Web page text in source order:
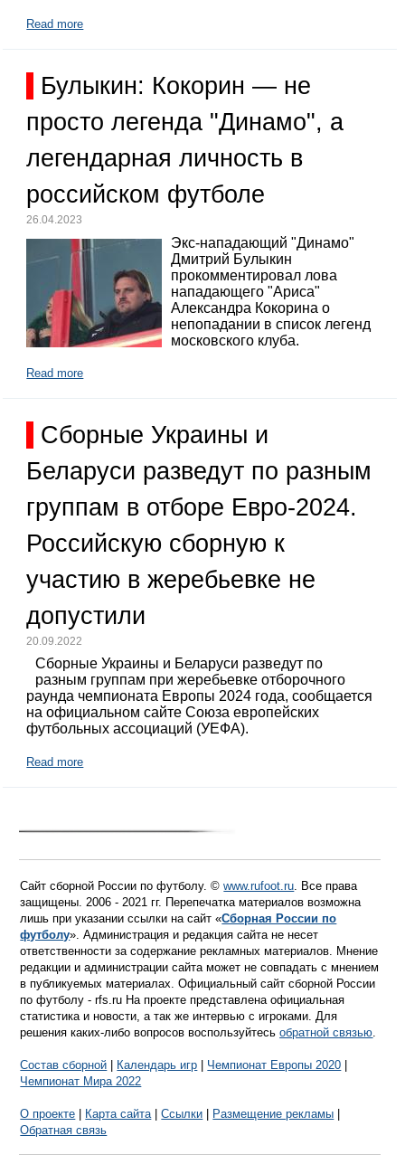
Read more
Булыкин: Кокорин — не
просто легенда "Динамо", а
легендарная личность в
российском футболе
26.04.2023
Экс-нападающий "Динамо"
Дмитрий Булыкин
прокомментировал лова
нападающего "Ариса"
Александра Кокорина о
непопадании в список легенд
московского клуба.
Read more
Сборные Украины и
Беларуси разведут по разным
группам в отборе Евро-2024.
Российскую сборную к
участию в жеребьевке не
допустили
20.09.2022
Сборные Украины и Беларуси разведут по
разным группам при жеребьевке отборочного
раунда чемпионата Европы 2024 года, сообщается
на официальном сайте Союза европейских
футбольных ассоциаций (УЕФА).
Read more
Сайт сборной России по футболу. ©www.rufoot.ru. Все права
защищены. 2006 - 2021 гг. Перепечатка материалов возможна
лишь при указании ссылки на сайт «Сборная России по
футболу». Администрация и редакция сайта не несет
ответственности за содержание рекламных материалов. Мнение
редакции и администрации сайта может не совпадать с мнением
в публикуемых материалах. Официальный сайт сборной России
по футболу - rfs.ru На проекте представлена официальная
статистика и новости, а так же интервью с игроками. Для
решения каких-либо вопросов воспользуйтесьобратной связью.
Состав сборной Календарь игр Чемпионат Европы 2020
Чемпионат Мира 2022
О проекте Карта сайта|Ссылки Размещение рекламы
Обратная связь